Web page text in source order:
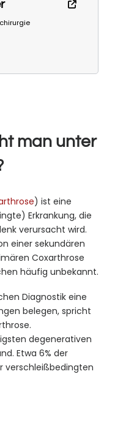
man unter
) ist eine
Erkrankung, die
verursacht wird.
einer sekundären
Coxarthrose
häufig unbekannt.
Diagnostik eine
belegen, spricht
degenerativen
Etwa 6% der
verschleißbedingten